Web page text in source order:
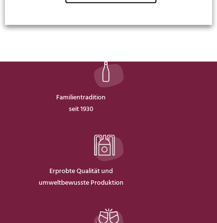
Familientradition
seit 1930
Erprobte Qualität und
umweltbewusste Produktion